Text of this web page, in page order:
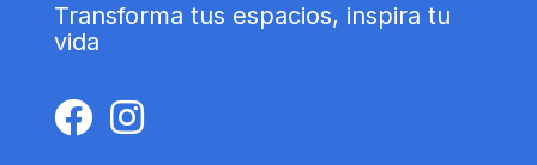
Transforma tus espacios, inspira tu
vida